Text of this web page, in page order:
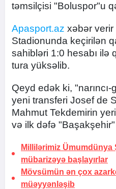
təmsilçisi "Boluspor"u
Apasport.az xəbər verir
Stadionunda keçirilən
sahibləri 1:0 hesabı ilə
tura yüksəlib.
Qeyd edək ki,
yeni transferi Josef de
Mahmut Tekdemirin
və ilk dəfə "Başakşehir"
Millilərimiz Ümumdünya
mübarizəyə başlayırlar
Mövsümün ən çox
müəyyənləşib